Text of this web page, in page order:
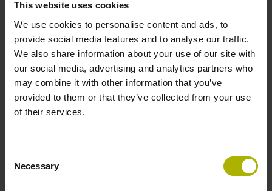
This website uses cookies
We use cookies to personalise content and ads, to
provide social media features and to analyse our traffic.
We also share information about your use of our site with
our social media, advertising and analytics partners who
may combine it with other information that you’ve
provided to them or that they’ve collected from your use
of their services.
Selection
Necessary
03D
Schutzart
IP64 (EN60529)
Arbeitstemperatur
-40/+100 °C